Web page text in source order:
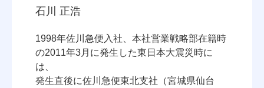
石川 正浩
1998年佐川急便入社、本社営業戦略部在籍時
の2011年3月に発生した東日本大震災時に
は、
発生直後に佐川急便東北支社（宮城県仙台